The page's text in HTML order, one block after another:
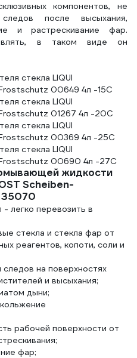
компонентов, не
после высыхания,
и растрескивание фар.
в таком виде он
стекла LIQUI
00649 4л -15С
стекла LIQUI
01267 4л -20С
стекла LIQUI
Frostschutz 00369 4л -25С
стекла LIQUI
Frostschutz 00690 4л -27С
жидкости
Scheiben-
35070
легко перевозить в
стекла и стекла фар от
реагентов, копоти, соли и
на поверхностях
и высыхания;
дыни;
рабочей поверхности от
фар;